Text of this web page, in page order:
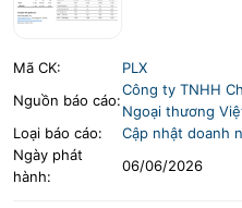
KINH TẾ VĨ MÔ
THỊ TRƯỜNG
LIFESTYLE
DỰ ÁN BẤT ĐỘNG SẢN
Mã CK:
PLX
Nguồn báo cáo:
Công ty TNHH
Ngoại thương
Loại báo cáo:
Cập nhật doanh
Ngày phát
hành:
06/06/2026